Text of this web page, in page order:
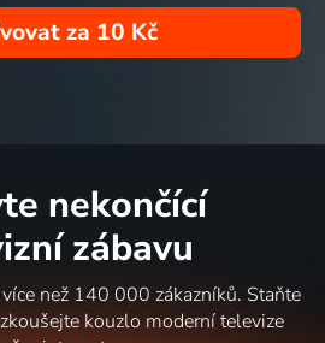
za 10 Kč
nekončící
zábavu
než 140 000 zákazníků. Staňte
kouzlo moderní televize